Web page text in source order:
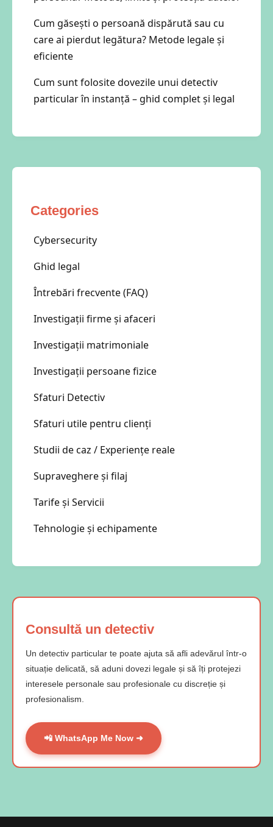
Cum găsești o persoană dispărută sau cu
care ai pierdut legătura? Metode legale și
eficiente
Cum sunt folosite dovezile unui detectiv
particular în instanță – ghid complet și legal
Categories
Cybersecurity
Ghid legal
Întrebări frecvente (FAQ)
Investigații firme și afaceri
Investigații matrimoniale
Investigații persoane fizice
Sfaturi Detectiv
Sfaturi utile pentru clienți
Studii de caz / Experiențe reale
Supraveghere și filaj
Tarife și Servicii
Tehnologie și echipamente
Consultă un detectiv
Un detectiv particular te poate ajuta să afli adevărul într-o
situație delicată, să aduni dovezi legale și să îți protejezi
interesele personale sau profesionale cu discreție și
profesionalism.
📲 WhatsApp Me Now ➜